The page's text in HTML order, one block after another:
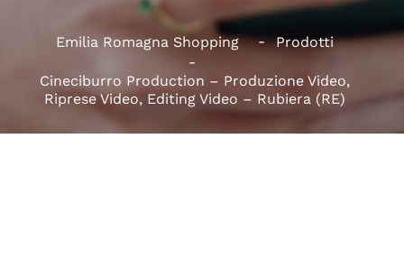
Emilia Romagna Shopping Prodotti
Cineciburro Production – Produzione Video,
Riprese Video, Editing Video – Rubiera (RE)